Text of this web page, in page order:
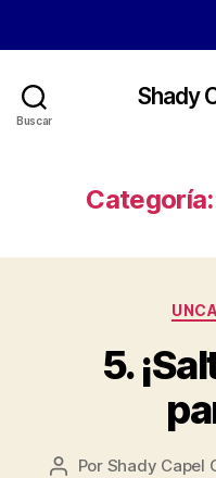
Buscar
Shady
Categoría:
5.
Autor
Por Shady Capel